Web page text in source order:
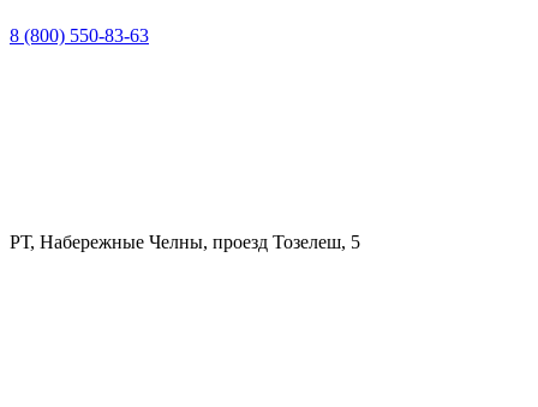
8 (800) 550-83-63
РТ, Набережные Челны, проезд Тозелеш, 5